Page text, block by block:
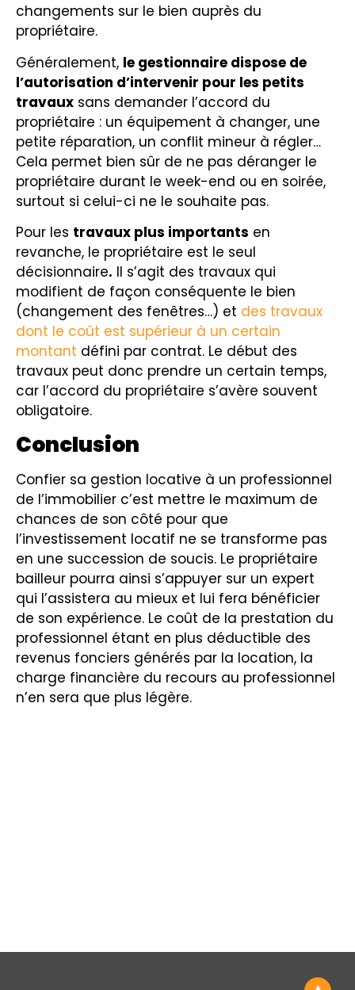
changements sur le bien auprès du
propriétaire.
Généralement, le gestionnaire dispose de
l’autorisation d’intervenir pour les petits
travaux sans demander l’accord du
propriétaire : un équipement à changer, une
petite réparation, un conflit mineur à régler…
Cela permet bien sûr de ne pas déranger le
propriétaire durant le week-end ou en soirée,
surtout si celui-ci ne le souhaite pas.
Pour les travaux plus importants en
revanche, le propriétaire est le seul
décisionnaire. Il s’agit des travaux qui
modifient de façon conséquente le bien
(changement des fenêtres…) et des travaux
dont le coût est supérieur à un certain
montant défini par contrat. Le début des
travaux peut donc prendre un certain temps,
car l’accord du propriétaire s’avère souvent
obligatoire.
Conclusion
Confier sa gestion locative à un professionnel
de l’immobilier c’est mettre le maximum de
chances de son côté pour que
l’investissement locatif ne se transforme pas
en une succession de soucis. Le propriétaire
bailleur pourra ainsi s’appuyer sur un expert
qui l’assistera au mieux et lui fera bénéficier
de son expérience. Le coût de la prestation du
professionnel étant en plus déductible des
revenus fonciers générés par la location, la
charge financière du recours au professionnel
n’en sera que plus légère.